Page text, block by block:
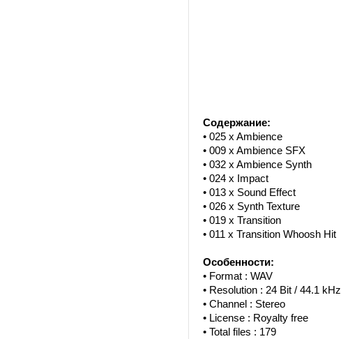
Содержание:
• 025 x Ambience
• 009 x Ambience SFX
• 032 x Ambience Synth
• 024 x Impact
• 013 x Sound Effect
• 026 x Synth Texture
• 019 x Transition
• 011 x Transition Whoosh Hit
Особенности:
• Format : WAV
• Resolution : 24 Bit / 44.1 kHz
• Channel : Stereo
• License : Royalty free
• Total files : 179